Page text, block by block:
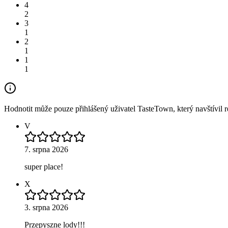
4
2
3
1
2
1
1
1
Hodnotit může pouze přihlášený uživatel TasteTown, který navštívil
V
7. srpna 2026
super place!
X
3. srpna 2026
Przepyszne lody!!!